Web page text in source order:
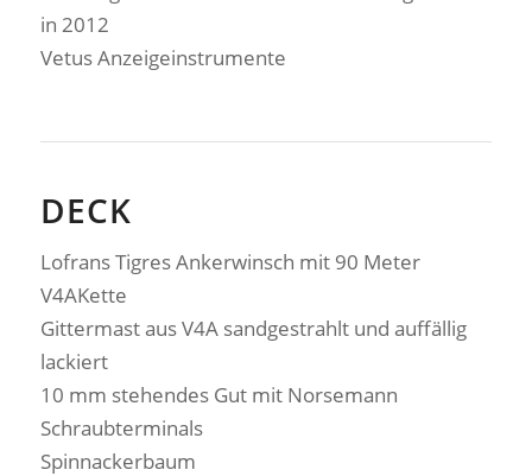
in 2012
Vetus Anzeigeinstrumente
DECK
Lofrans Tigres Ankerwinsch mit 90 Meter
V4AKette
Gittermast aus V4A sandgestrahlt und auffällig
lackiert
10 mm stehendes Gut mit Norsemann
Schraubterminals
Spinnackerbaum